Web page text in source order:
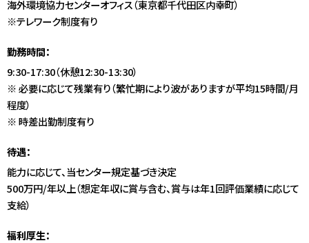
海外環境協力センターオフィス（東京都千代田区内幸町）
※テレワーク制度有り
勤務時間：
9:30-17:30（休憩12:30-13:30）
※ 必要に応じて残業有り（繁忙期により波がありますが平均15時間/月
程度）
※ 時差出勤制度有り
待遇：
能力に応じて、当センター規定基づき決定
500万円/年以上（想定年収に賞与含む、賞与は年1回評価業績に応じて
支給）
福利厚生：